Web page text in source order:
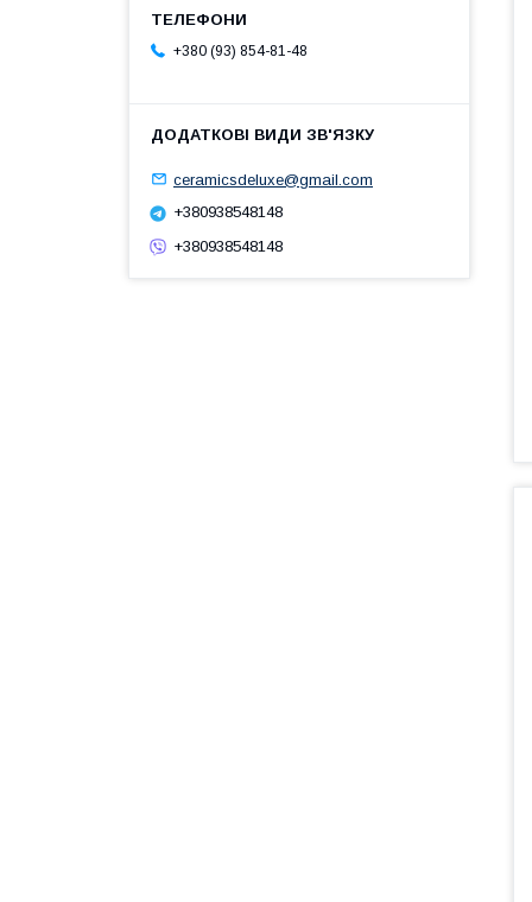
+380 (93) 854-81-48
ceramicsdeluxe@gmail.com
+380938548148
+380938548148